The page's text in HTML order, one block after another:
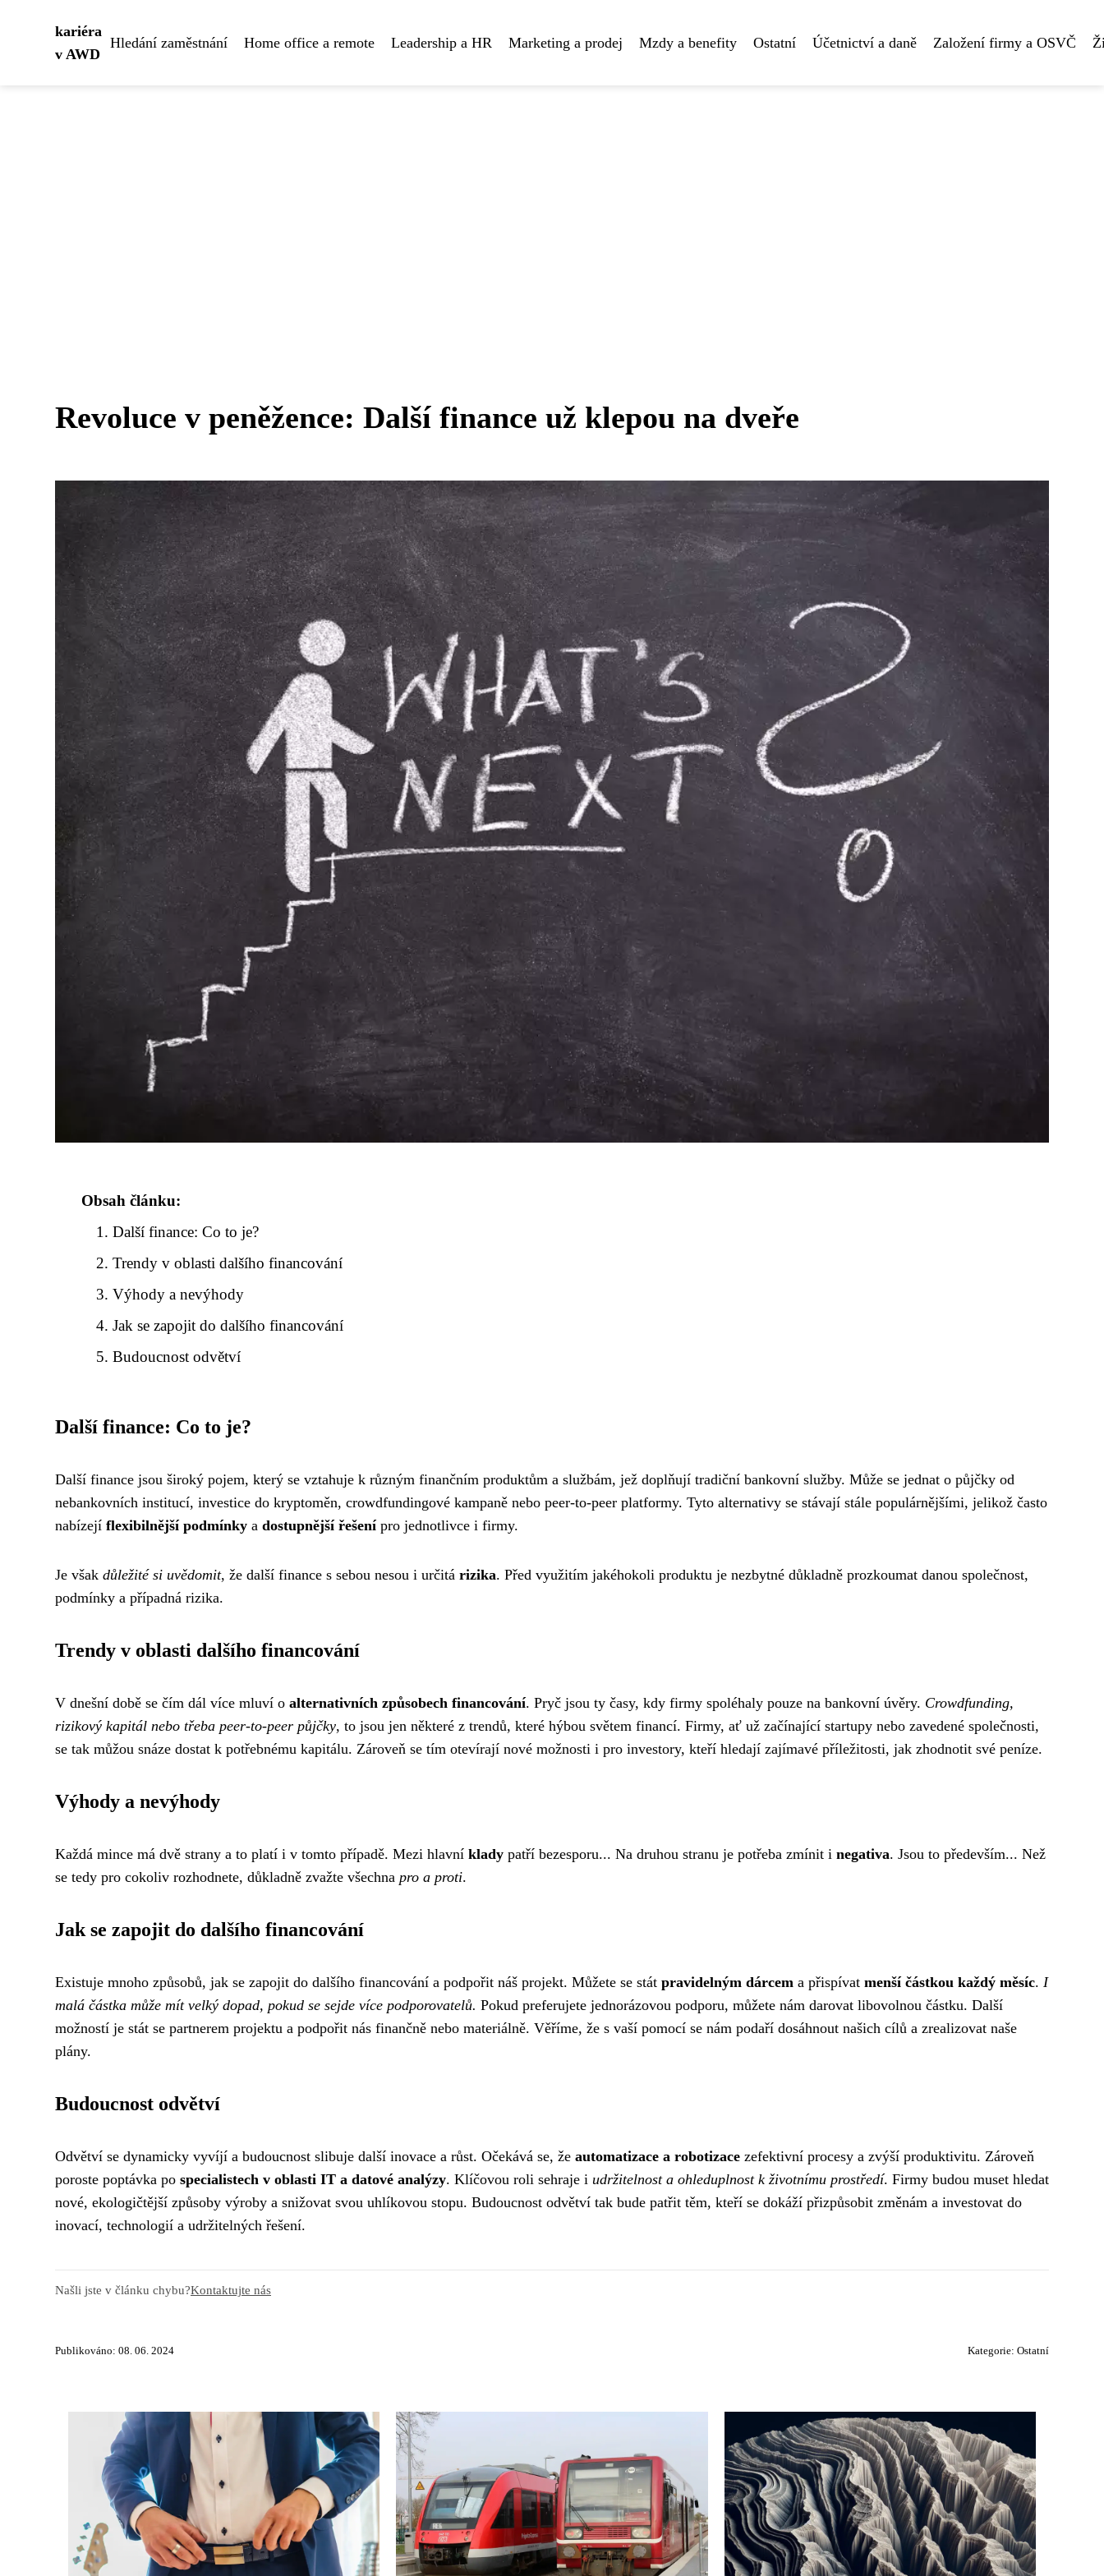
kariéra
v AWD
Hledání zaměstnání Home office a remote Leadership a HR Marketing a prodej Mzdy a benefity Ostatní Účetnictví a daně Založení firmy a OSVČ
Revoluce v peněžence: Další finance už klepou na dveře
Obsah článku:
Další finance: Co to je?
Trendy v oblasti dalšího financování
Výhody a nevýhody
Jak se zapojit do dalšího financování
Budoucnost odvětví
Další finance: Co to je?
Další finance jsou široký pojem, který se vztahuje k různým finančním produktům a službám, jež doplňují tradiční bankovní služby. Může se jednat o půjčky od
nebankovních institucí, investice do kryptoměn, crowdfundingové kampaně nebo peer-to-peer platformy. Tyto alternativy se stávají stále populárnějšími, jelikož často
nabízejí flexibilnější podmínky a dostupnější řešenípro jednotlivce i firmy.
Je však důležité si uvědomit, že další finance s sebou nesou i určitá rizika. Před využitím jakéhokoli produktu je nezbytné důkladně prozkoumat danou společnost,
podmínky a případná rizika.
Trendy v oblasti dalšího financování
V dnešní době se čím dál více mluví o alternativních způsobech financování. Pryč jsou ty časy, kdy firmy spoléhaly pouze na bankovní úvěry. Crowdfunding,
rizikový kapitál nebo třeba peer-to-peer půjčky, to jsou jen některé z trendů, které hýbou světem financí. Firmy, ať už začínající startupy nebo zavedené společnosti,
se tak můžou snáze dostat k potřebnému kapitálu. Zároveň se tím otevírají nové možnosti i pro investory, kteří hledají zajímavé příležitosti, jak zhodnotit své peníze.
Výhody a nevýhody
Každá mince má dvě strany a to platí i v tomto případě. Mezi hlavní klady patří bezesporu... Na druhou stranu je potřeba zmínit i negativa. Jsou to především... Než
se tedy pro cokoliv rozhodnete, důkladně zvažte všechna pro a proti.
Jak se zapojit do dalšího financování
Existuje mnoho způsobů, jak se zapojit do dalšího financování a podpořit náš projekt. Můžete se stát pravidelným dárcem a přispívat menší částkou každý měsíc. I
malá částka může mít velký dopad, pokud se sejde více podporovatelů. Pokud preferujete jednorázovou podporu, můžete nám darovat libovolnou částku. Další
možností je stát se partnerem projektu a podpořit nás finančně nebo materiálně. Věříme, že s vaší pomocí se nám podaří dosáhnout našich cílů a zrealizovat naše
plány.
Budoucnost odvětví
Odvětví se dynamicky vyvíjí a budoucnost slibuje další inovace a růst. Očekává se, že automatizace a robotizace zefektivní procesy a zvýší produktivitu. Zároveň
poroste poptávka po specialistech v oblasti IT a datové analýzy. Klíčovou roli sehraje i udržitelnost a ohleduplnost k životnímu prostředí. Firmy budou muset hledat
nové, ekologičtější způsoby výroby a snižovat svou uhlíkovou stopu. Budoucnost odvětví tak bude patřit těm, kteří se dokáží přizpůsobit změnám a investovat do
inovací, technologií a udržitelných řešení.
Našli jste v článku chybu?Kontaktujte nás
Publikováno: 08. 06. 2024 Kategorie: Ostatní